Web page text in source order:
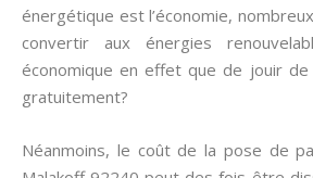
énergétique est l’économie,
convertir aux énergies
économique en effet que de jouir de
gratuitement?
Néanmoins, le coût de la pose de